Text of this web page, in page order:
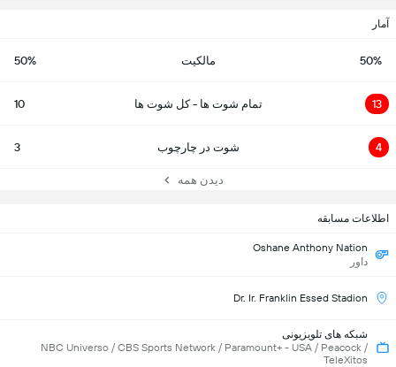
آمار
50% مالکیت 50%
13 تمام شوت ها - کل شوت ها 10
4 شوت در چارچوب 3
دیدن همه
اطلاعات مسابقه
Oshane Anthony Nation
داور
Dr. Ir. Franklin Essed Stadion
شبکه های تلویزیونی
NBC Universo / CBS Sports Network / Paramount+ - USA / Peacock /
TeleXitos